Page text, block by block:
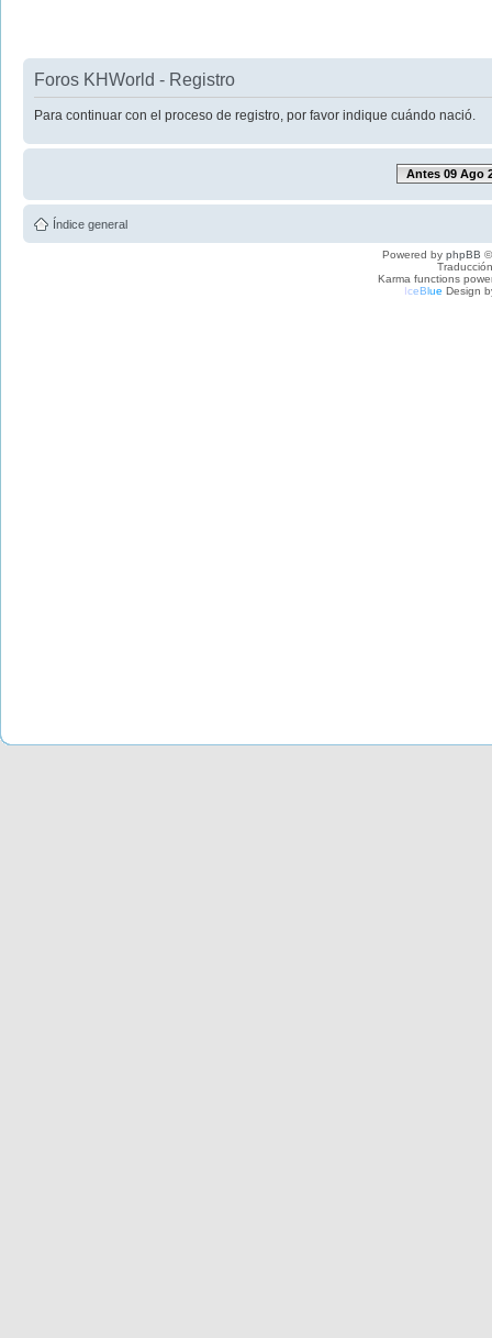
Foros KHWorld - Registro
Para continuar con el proceso de registro, por favor indique cuándo nació.
Antes 09 Ago
Índice general
Powered by phpBB
Karma functions
IceBlue Design